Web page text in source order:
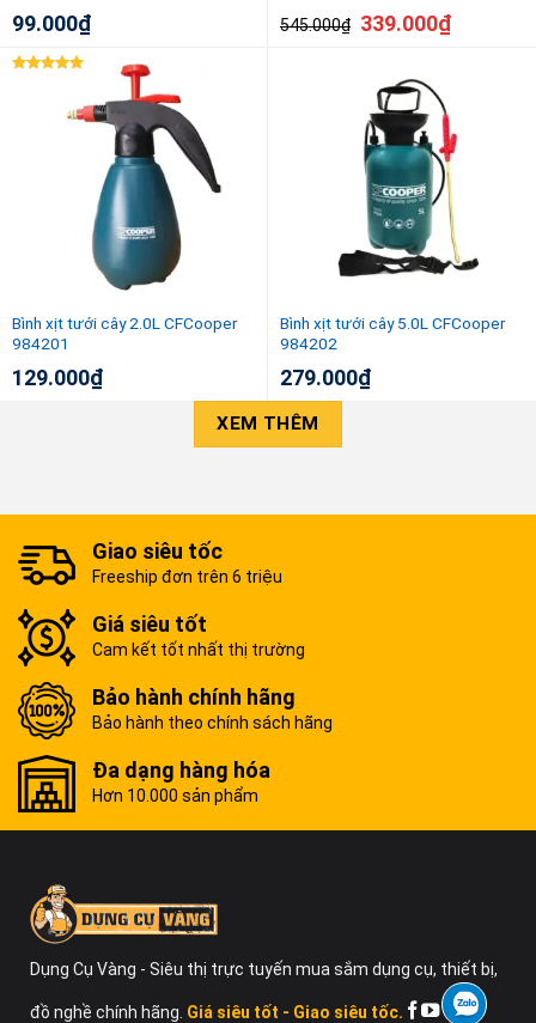
99.000₫
545.000₫ 339.000₫
Bình xịt tưới cây 2.0L CFCooper
984201
129.000₫
Bình xịt tưới cây 5.0L CFCooper
984202
279.000₫
XEM THÊM
Giao siêu tốc
Freeship đơn trên 6 triệu
Giá siêu tốt
Cam kết tốt nhất thị trường
Bảo hành chính hãng
Bảo hành theo chính sách hãng
Đa dạng hàng hóa
Hơn 10.000 sản phẩm
Dụng Cụ Vàng - Siêu thị trực tuyến mua sắm dụng cụ, thiết bị,
đồ nghề chính hãng. Giá siêu tốt - Giao siêu tốc.